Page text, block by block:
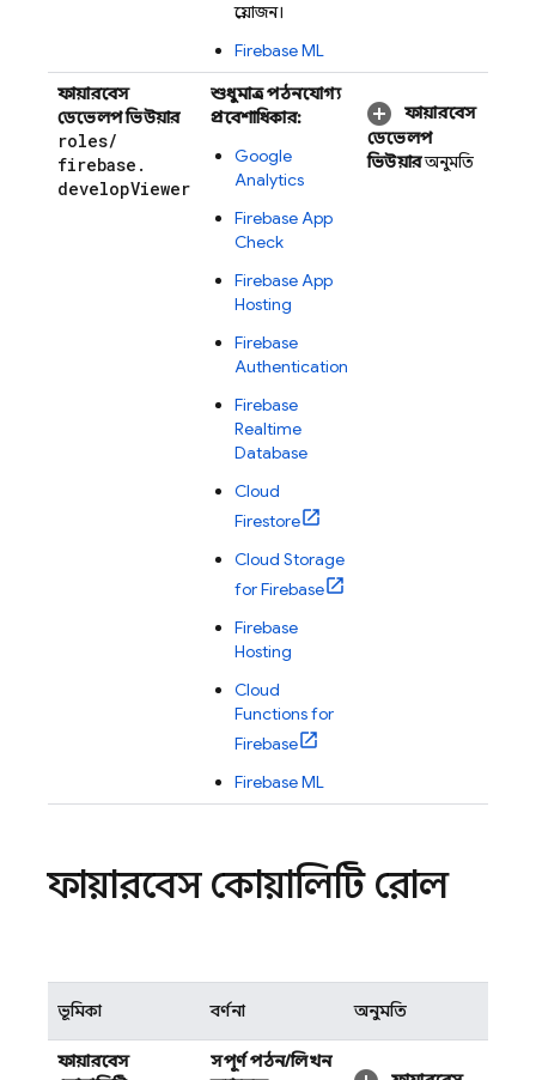
প্রয়োজন।
Firebase ML
ফায়ারবেস
ডেভেলপ ভিউয়ার
roles/
firebase .
developViewer
শুধুমাত্র পঠনযোগ্য
প্রবেশাধিকার:
Google
Analytics
Firebase App
Check
Firebase App
Hosting
Firebase
Authentication
Firebase
Realtime
Database
Cloud
Firestore
Cloud Storage
for Firebase
Firebase
Hosting
Cloud
Functions for
Firebase
Firebase ML
ফায়ারবেস
ডেভেলপ
ভিউয়ারঅনুমতি
ফায়ারবেস কোয়ালিটি রোল
ভূমিকা বর্ণনা অনুমতি
ফায়ারবেস
সম্পূর্ণ পঠন/লিখন